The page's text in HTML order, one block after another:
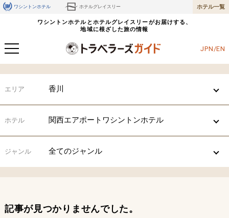
ワシントンホテル ホテルグレイスリー ホテル一覧
ワシントンホテルとホテルグレイスリーがお届けする、
地域に根ざした旅の情報
JPN/EN
エリア 香川
ホテル 関西エアポートワシントンホテル
ジャンル 全てのジャンル
記事が見つかりませんでした。